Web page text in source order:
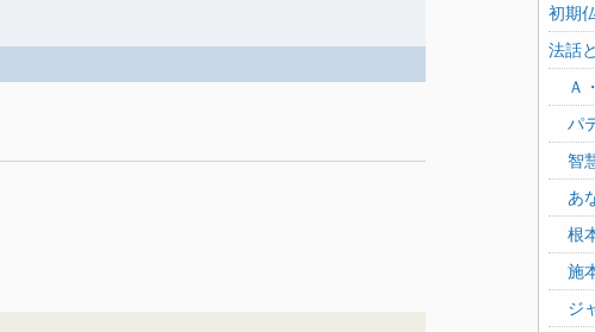
初期
法話
Ａ
パ
智
あ
根
施
ジ